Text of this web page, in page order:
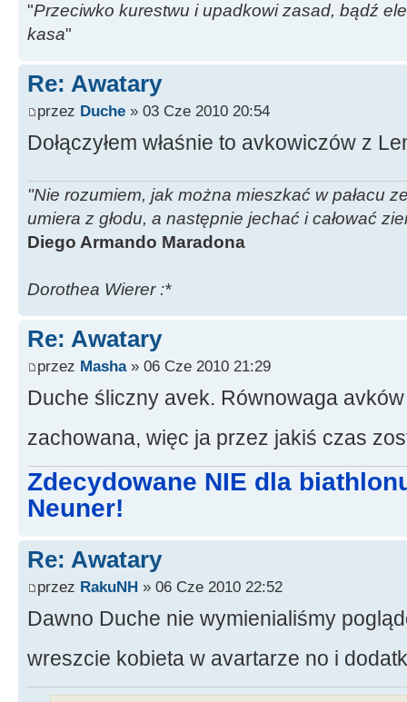
"Przeciwko kurestwu i upadkowi zasad, bądź
kasa"
Re: Awatary
przez Duche » 03 Cze 2010 20:54
Dołączyłem właśnie to avkowiczów z
"Nie rozumiem, jak można mieszkać w pałacu
umiera z głodu, a następnie jechać i całować
Diego Armando Maradona
Dorothea Wierer :*
Re: Awatary
przez Masha» 06 Cze 2010 21:29
Duche śliczny avek. Równowaga
zachowana, więc ja przez jakiś czas
Zdecydowane NIE dla
Neuner!
Re: Awatary
przez RakuNH » 06 Cze 2010 22:52
Dawno Duche nie wymienialiśmy
wreszcie kobieta w avartarze no i